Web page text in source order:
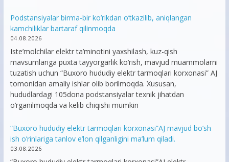
Podstansiyalar birma-bir ko’rikdan o’tkazilib, aniqlangan
kamchiliklar bartaraf qilinmoqda
04.08.2026
Iste’molchilar elektr ta’minotini yaxshilash, kuz-qish
mavsumlariga puxta tayyorgarlik ko‘rish, mavjud muammolarni
tuzatish uchun “Buxoro hududiy elektr tarmoqlari korxonasi” AJ
tomonidan amaliy ishlar olib borilmoqda. Xususan,
hududlardagi 105dona podstansiyalar texnik jihatdan
o’rganilmoqda va kelib chiqishi mumkin
“Buxoro hududiy elektr tarmoqlari korxonasi”AJ mavjud bo’sh
ish o’rinlariga tanlov e’lon qilganligini ma’lum qiladi.
03.08.2026